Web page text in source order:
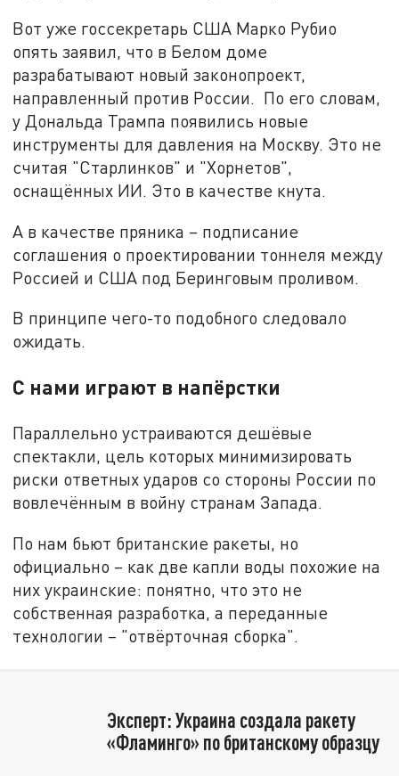
Вот уже госсекретарь США Марко Рубио
опять заявил, что в Белом доме
разрабатывают новый законопроект,
направленный против России. По его словам,
у Дональда Трампа появились новые
инструменты для давления на Москву. Это не
считая "Старлинков" и "Хорнетов",
оснащённых ИИ. Это в качестве кнута.
А в качестве пряника – подписание
соглашения о проектировании тоннеля между
Россией и США под Беринговым проливом.
В принципе чего-то подобного следовало
ожидать.
С нами играют в напёрстки
Параллельно устраиваются дешёвые
спектакли, цель которых минимизировать
риски ответных ударов со стороны России по
вовлечённым в войну странам Запада.
По нам бьют британские ракеты, но
официально – как две капли воды похожие на
них украинские: понятно, что это не
собственная разработка, а переданные
технологии – "отвёрточная сборка".
Эксперт: Украина создала ракету
«Фламинго» по британскому образцу